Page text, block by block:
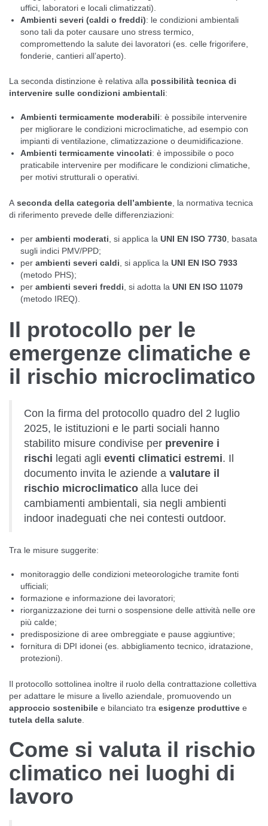
uffici, laboratori e locali climatizzati).
Ambienti severi (caldi o freddi): le condizioni ambientali
sono tali da poter causare uno stress termico,
compromettendo la salute dei lavoratori (es. celle frigorifere,
fonderie, cantieri all’aperto).
La seconda distinzione è relativa alla possibilità tecnica di
intervenire sulle condizioni ambientali:
Ambienti termicamente moderabili: è possibile intervenire
per migliorare le condizioni microclimatiche, ad esempio con
impianti di ventilazione, climatizzazione o deumidificazione.
Ambienti termicamente vincolati: è impossibile o poco
praticabile intervenire per modificare le condizioni climatiche,
per motivi strutturali o operativi.
A seconda della categoria dell’ambiente , la normativa tecnica
di riferimento prevede delle differenziazioni:
per ambienti moderati , si applica la UNI EN ISO 7730, basata
sugli indici PMV/PPD;
per ambienti severi caldi , si applica la UNI EN ISO 7933
(metodo PHS);
per ambienti severi freddi , si adotta la UNI EN ISO 11079
(metodo IREQ).
Il protocollo per le
emergenze climatiche e
il rischio microclimatico
Con la firma del protocollo quadro del 2 luglio
2025, le istituzioni e le parti sociali hanno
stabilito misure condivise per prevenire i
rischi legati agli eventi climatici estremi. Il
documento invita le aziende a valutare il
rischio microclimatico alla luce dei
cambiamenti ambientali, sia negli ambienti
indoor inadeguati che nei contesti outdoor.
Tra le misure suggerite:
monitoraggio delle condizioni meteorologiche tramite fonti
ufficiali;
formazione e informazione dei lavoratori;
riorganizzazione dei turni o sospensione delle attività nelle ore
più calde;
predisposizione di aree ombreggiate e pause aggiuntive;
fornitura di DPI idonei (es. abbigliamento tecnico, idratazione,
protezioni).
Il protocollo sottolinea inoltre il ruolo della contrattazione collettiva
per adattare le misure a livello aziendale, promuovendo un
approccio sostenibile e bilanciato tra esigenze produttive e
tutela della salute
Come si valuta il rischio
climatico nei luoghi di
lavoro